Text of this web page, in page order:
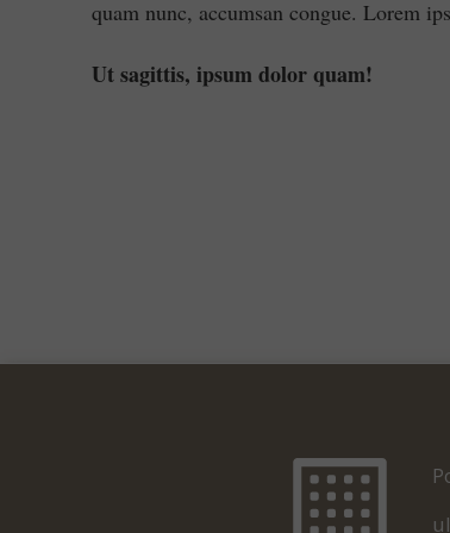
quam nunc, accumsan congue. Lorem
Ut sagittis, ipsum dolor quam!